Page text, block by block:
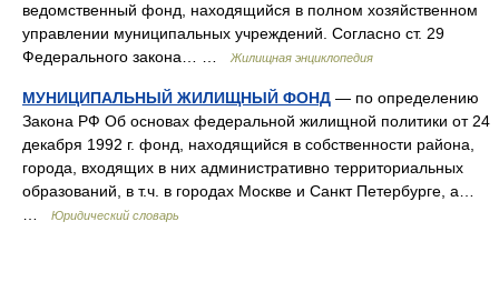
ведомственный фонд, находящийся в полном хозяйственном
управлении муниципальных учреждений. Согласно ст. 29
Федерального закона… …
Жилищная энциклопедия
МУНИЦИПАЛЬНЫЙ ЖИЛИЩНЫЙ ФОНД — по определению
Закона РФ Об основах федеральной жилищной политики от 24
декабря 1992 г. фонд, находящийся в собственности района,
города, входящих в них административно территориальных
образований, в т.ч. в городах Москве и Санкт Петербурге, а…
Юридический словарь